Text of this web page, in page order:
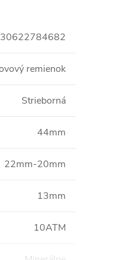
remienok
Strieborná
44mm
22mm-20mm
13mm
10ATM